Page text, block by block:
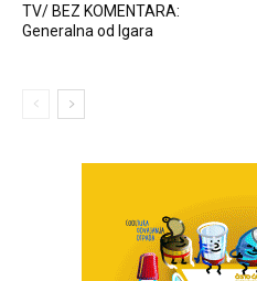
TV/ BEZ KOMENTARA:
Generalna od Igara